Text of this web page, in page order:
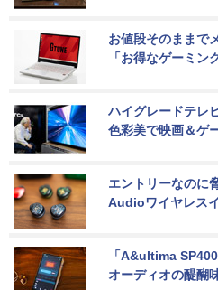
お値段そのままで
「お得なゲーミン
ハイグレードテレ
色彩美で映画＆ゲ
エントリーなのに
Audioワイヤレス
「A&ultima
オーディオの醍醐